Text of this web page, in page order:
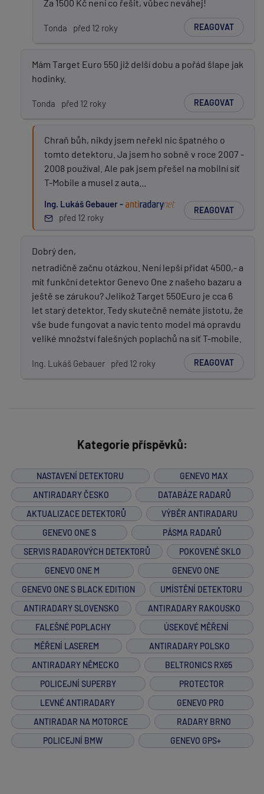
Za 1500 Kč není co řešit, vůbec neváhej!
Tonda před 12 roky REAGOVAT
Mám Target Euro 550 již delší dobu a pořád šlape jak
hodinky.
Tonda před 12 roky REAGOVAT
Chraň bůh, nikdy jsem neřekl nic špatného o
tomto detektoru. Ja jsem ho sobně v roce 2007 -
2008 používal. Ale pak jsem přešel na mobilní síť
T-Mobile a musel z auta...
Ing. Lukáš Gebauer -
před 12 roky
REAGOVAT
Dobrý den,
netradičně začnu otázkou. Není lepší přidat 4500,- a
mít funkční detektor Genevo One z našeho bazaru a
ještě se zárukou? Jelikož Target 550Euro je cca 6
let starý detektor. Tedy skutečně nemáte jistotu, že
vše bude fungovat a navíc tento model má opravdu
veliké množství falešných poplachů na síť T-mobile.
Ing. Lukáš Gebauer před 12 roky REAGOVAT
Kategorie příspěvků:
NASTAVENÍ DETEKTORU
GENEVO MAX
ANTIRADARY ČESKO
DATABÁZE RADARŮ
AKTUALIZACE DETEKTORŮ
VÝBĚR ANTIRADARU
GENEVO ONE S
PÁSMA RADARŮ
SERVIS RADAROVÝCH DETEKTORŮ
POKOVENÉ SKLO
GENEVO ONE M
GENEVO ONE
GENEVO ONE S BLACK EDITION
UMÍSTĚNÍ DETEKTORU
ANTIRADARY SLOVENSKO
ANTIRADARY RAKOUSKO
FALEŠNÉ POPLACHY
ÚSEKOVÉ MĚŘENÍ
MĚŘENÍ LASEREM
ANTIRADARY POLSKO
ANTIRADARY NĚMECKO
BELTRONICS RX65
POLICEJNÍ SUPERBY
PROTECTOR
LEVNÉ ANTIRADARY
GENEVO PRO
ANTIRADAR NA MOTORCE
RADARY BRNO
POLICEJNÍ BMW
GENEVO GPS+